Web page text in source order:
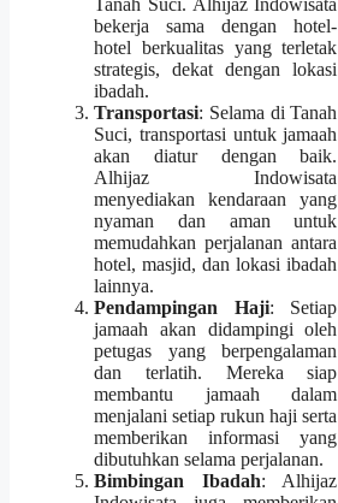
Tanah Suci. Alhijaz Indowisata
bekerja sama dengan hotel-
hotel berkualitas yang terletak
strategis, dekat dengan lokasi
ibadah.
Transportasi: Selama di Tanah
Suci, transportasi untuk jamaah
akan diatur dengan baik.
Alhijaz Indowisata
menyediakan kendaraan yang
nyaman dan aman untuk
memudahkan perjalanan antara
hotel, masjid, dan lokasi ibadah
lainnya.
Pendampingan Haji: Setiap
jamaah akan didampingi oleh
petugas yang berpengalaman
dan terlatih. Mereka siap
membantu jamaah dalam
menjalani setiap rukun haji serta
memberikan informasi yang
dibutuhkan selama perjalanan.
Bimbingan Ibadah: Alhijaz